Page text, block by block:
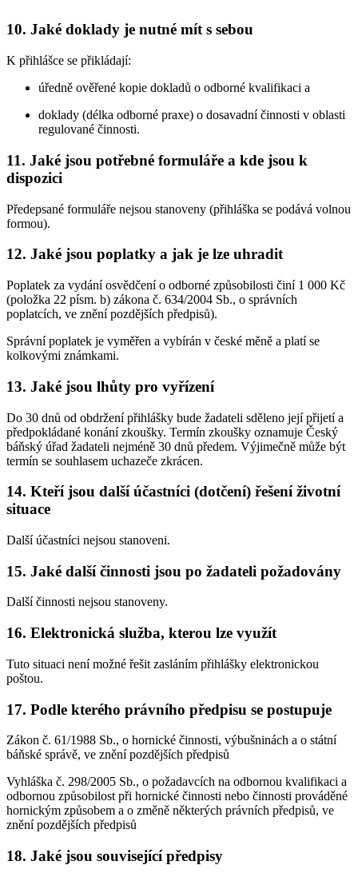
10. Jaké doklady je nutné mít s sebou
K přihlášce se přikládají:
úředně ověřené kopie dokladů o odborné kvalifikaci a
doklady (délka odborné praxe) o dosavadní činnosti v oblasti
regulované činnosti.
11. Jaké jsou potřebné formuláře a kde jsou k
dispozici
Předepsané formuláře nejsou stanoveny (přihláška se podává volnou
formou).
12. Jaké jsou poplatky a jak je lze uhradit
Poplatek za vydání osvědčení o odborné způsobilosti činí 1 000 Kč
(položka 22 písm. b) zákona č. 634/2004 Sb., o správních
poplatcích, ve znění pozdějších předpisů).
Správní poplatek je vyměřen a vybírán v české měně a platí se
kolkovými známkami.
13. Jaké jsou lhůty pro vyřízení
Do 30 dnů od obdržení přihlášky bude žadateli sděleno její přijetí a
předpokládané konání zkoušky. Termín zkoušky oznamuje Český
báňský úřad žadateli nejméně 30 dnů předem. Výjimečně může být
termín se souhlasem uchazeče zkrácen.
14. Kteří jsou další účastníci (dotčení) řešení životní
situace
Další účastníci nejsou stanoveni.
15. Jaké další činnosti jsou po žadateli požadovány
Další činnosti nejsou stanoveny.
16. Elektronická služba, kterou lze využít
Tuto situaci není možné řešit zasláním přihlášky elektronickou
poštou.
17. Podle kterého právního předpisu se postupuje
Zákon č. 61/1988 Sb., o hornické činnosti, výbušninách a o státní
báňské správě, ve znění pozdějších předpisů
Vyhláška č. 298/2005 Sb., o požadavcích na odbornou kvalifikaci a
odbornou způsobilost při hornické činnosti nebo činnosti prováděné
hornickým způsobem a o změně některých právních předpisů, ve
znění pozdějších předpisů
18. Jaké jsou související předpisy